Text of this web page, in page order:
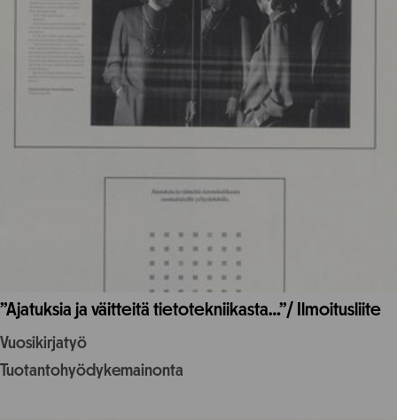
”Ajatuksia ja väitteitä tietotekniikasta…”/ Ilmoitusliite
Vuosikirjatyö
Tuotantohyödykemainonta